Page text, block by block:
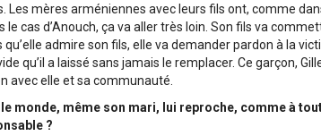
Les mères arméniennes avec leurs fils ont, comme
cas d’Anouch, ça va aller très loin. Son fils va
admire son fils, elle va demander pardon à la
qu’il a laissé sans jamais le remplacer. Ce garçon,
avec elle et sa communauté.
monde, même son mari, lui reproche, comme à
?